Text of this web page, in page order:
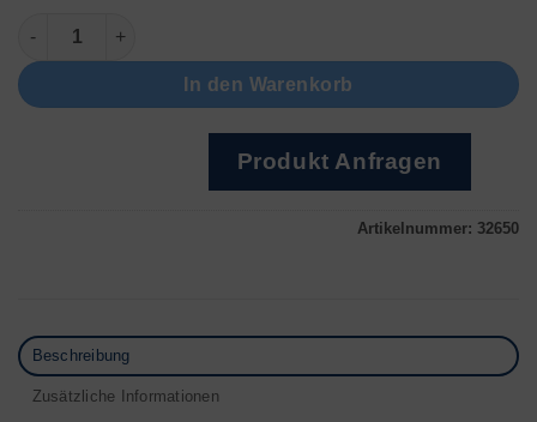
Stiftausschläger Kompakt Menge
In den Warenkorb
Produkt Anfragen
Artikelnummer: 32650
Beschreibung
Zusätzliche Informationen